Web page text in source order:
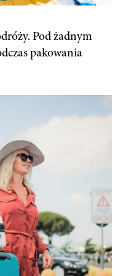
Pod żadnym
pakowania